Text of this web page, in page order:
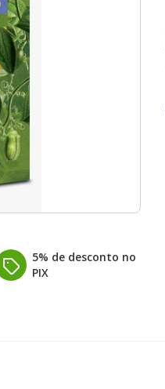
5% de desconto no
PIX